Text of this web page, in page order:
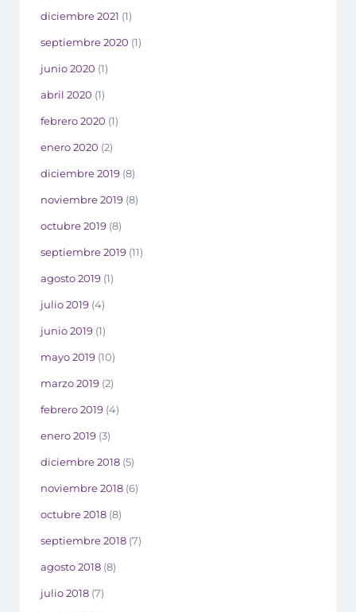
diciembre 2021 (1)
septiembre 2020 (1)
junio 2020 (1)
abril 2020 (1)
febrero 2020 (1)
enero 2020 (2)
diciembre 2019 (8)
noviembre 2019 (8)
octubre 2019 (8)
septiembre 2019 (11)
agosto 2019 (1)
julio 2019 (4)
junio 2019 (1)
mayo 2019 (10)
marzo 2019 (2)
febrero 2019 (4)
enero 2019 (3)
diciembre 2018 (5)
noviembre 2018 (6)
octubre 2018 (8)
septiembre 2018 (7)
agosto 2018 (8)
julio 2018 (7)